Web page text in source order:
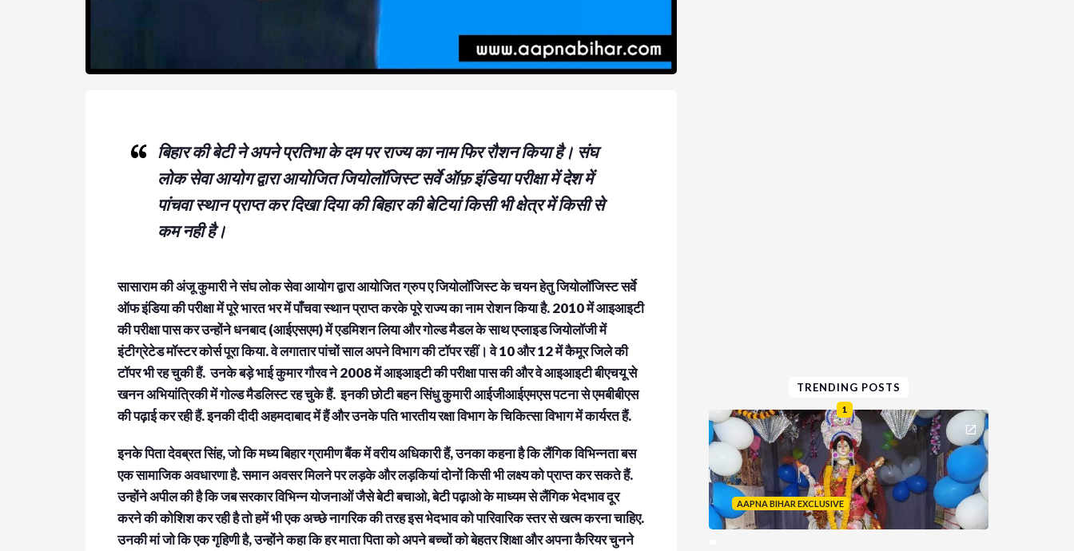
बिहार की बेटी ने अपने प्रतिभा के दम पर राज्य का नाम फिर रौशन किया है। संघ
लोक सेवा आयोग द्वारा आयोजित जियोलॉजिस्ट सर्वे ऑफ़ इंडिया परीक्षा में देश में
पांचवा स्थान प्राप्त कर दिखा दिया की बिहार की बेटियां किसी भी क्षेत्र में किसी से
कम नही है।
सासाराम की अंजू कुमारी ने संघ लोक सेवा आयोग द्वारा आयोजित ग्रुप ए जियोलॉजिस्ट के चयन हेतु जियोलॉजिस्ट सर्वे
ऑफ इंडिया की परीक्षा में पूरे भारत भर में पाँचवा स्थान प्राप्त करके पूरे राज्य का नाम रोशन किया है. 2010 में आइआइटी
की परीक्षा पास कर उन्होंने धनबाद (आईएसएम) में एडमिशन लिया और गोल्ड मैडल के साथ एप्लाइड जियोलॉजी में
इंटीग्रेटेड मॉस्टर कोर्स पूरा किया. वे लगातार पांचों साल अपने विभाग की टॉपर रहीं। वे 10 और 12 में कैमूर जिले की
टॉपर भी रह चुकी हैं. उनके बड़े भाई कुमार गौरव ने 2008 में आइआइटी की परीक्षा पास की और वे आइआइटी बीएचयू से
खनन अभियांत्रिकी में गोल्ड मैडलिस्ट रह चुके हैं. इनकी छोटी बहन सिंधु कुमारी आईजीआईएमएस पटना से एमबीबीएस
की पढ़ाई कर रही हैं. इनकी दीदी अहमदाबाद में हैं और उनके पति भारतीय रक्षा विभाग के चिकित्सा विभाग में कार्यरत हैं.
इनके पिता देवब्रत सिंह, जो कि मध्य बिहार ग्रामीण बैंक में वरीय अधिकारी हैं, उनका कहना है कि लैंगिक विभिन्नता बस
एक सामाजिक अवधारणा है. समान अवसर मिलने पर लड़के और लड़कियां दोनों किसी भी लक्ष्य को प्राप्त कर सकते हैं.
उन्होंने अपील की है कि जब सरकार विभिन्न योजनाओं जैसे बेटी बचाओ, बेटी पढ़ाओ के माध्यम से लैंगिक भेदभाव दूर
करने की कोशिश कर रही है तो हमें भी एक अच्छे नागरिक की तरह इस भेदभाव को पारिवारिक स्तर से खत्म करना चाहिए.
उनकी मां जो कि एक गृहिणी है, उन्होंने कहा कि हर माता पिता को अपने बच्चों को बेहतर शिक्षा और अपना कैरियर चुनने
TRENDING POSTS
1
AAPNA BIHAR EXCLUSIVE